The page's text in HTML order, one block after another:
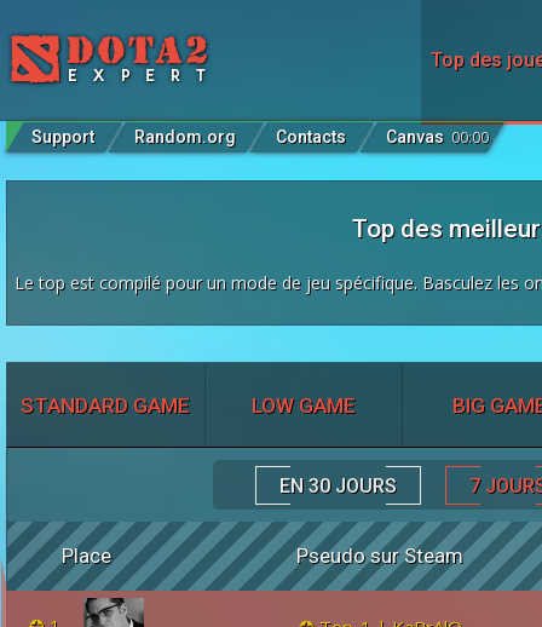
Top des
Support Random.org Contacts Canvas 00:00
Top des
Le top est compilé pour un mode de jeu spécifique. Basculez les
STANDARD GAME LOW GAME BIG
EN 30 JOURS 7
Place Pseudo sur Steam